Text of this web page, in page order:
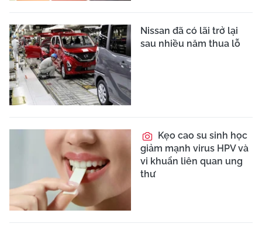
Nissan đã có lãi trở lại
sau nhiều năm thua lỗ
Kẹo cao su sinh học
giảm mạnh virus HPV và
vi khuẩn liên quan ung
thư